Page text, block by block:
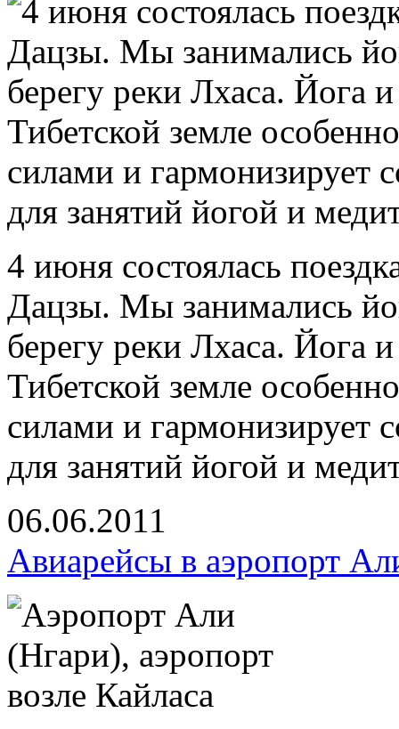
4 июня состоялась
Дацзы. Мы занимались
берегу реки Лхаса. Йога
Тибетской земле
силами и гармонизирует
для занятий йогой и
06.06.2011
Авиарейсы в аэропорт